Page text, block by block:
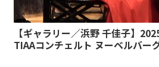
【ギャラリー／浜野 千佳子】
TIAAコンチェルト ヌーベルバー